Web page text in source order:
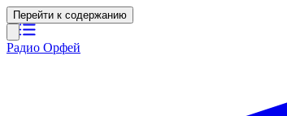
Перейти к содержанию
Радио Орфей